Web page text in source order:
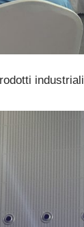
industriali